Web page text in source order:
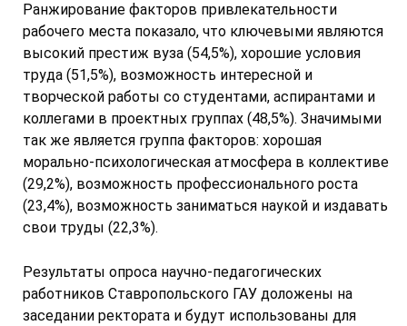
Ранжирование факторов привлекательности
рабочего места показало, что ключевыми являются
высокий престиж вуза (54,5%), хорошие условия
труда (51,5%), возможность интересной и
творческой работы со студентами, аспирантами и
коллегами в проектных группах (48,5%). Значимыми
так же является группа факторов: хорошая
морально-психологическая атмосфера в коллективе
(29,2%), возможность профессионального роста
(23,4%), возможность заниматься наукой и издавать
свои труды (22,3%).
Результаты опроса научно-педагогических
работников Ставропольского ГАУ доложены на
заседании ректората и будут использованы для